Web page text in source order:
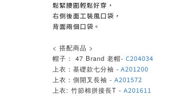
鬆緊腰圍輕鬆好穿，
右側後面工裝風口袋，
背面兩個口袋。
< 搭配商品 >
帽子： 47 Brand 老帽- C204034
上衣：基礎款七分袖 - A201200
上衣：側開叉長袖 - A201572
上衣: 竹節棉拼接長T - A201611